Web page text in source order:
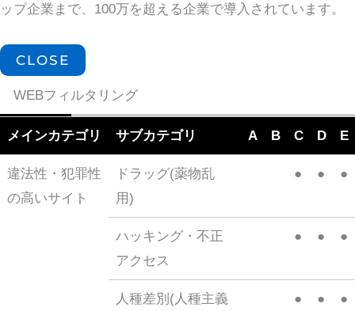
ップ企業まで、100万を超える企業で導入されています。
CLOSE
WEBフィルタリング
メインカテゴリ サブカテゴリ A B C D E
違法性・犯罪性
の高いサイト
ドラッグ(薬物乱
用)
● ● ●
ハッキング・不正
アクセス
● ● ●
人種差別(人種主義
● ● ●